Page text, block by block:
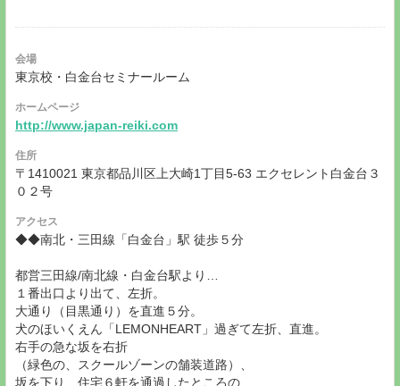
会場
東京校・白金台セミナールーム
ホームページ
http://www.japan-reiki.com
住所
〒1410021 東京都品川区上大崎1丁目5-63 エクセレント白金台３
０２号
アクセス
◆◆南北・三田線「白金台」駅 徒歩５分
都営三田線/南北線・白金台駅より…
１番出口より出て、左折。
大通り（目黒通り）を直進５分。
犬のほいくえん「LEMONHEART」過ぎて左折、直進。
右手の急な坂を右折
（緑色の、スクールゾーンの舗装道路）、
坂を下り、住宅６軒を通過したところの